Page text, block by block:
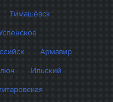
Тимашёвск
Армавир
Ильский